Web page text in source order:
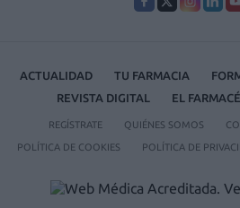
ACTUALIDAD TU FARMACIA
REVISTA DIGITAL
EL
REGÍSTRATE QUIÉNES SOMOS
POLÍTICA DE COOKIES POLÍTICA DE